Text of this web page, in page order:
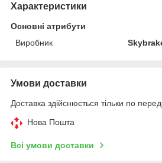
Характеристики
Основні атрибути
Виробник
Умови доставки
Доставка здійснюється тільки по
Нова Пошта
Всі умови доставки